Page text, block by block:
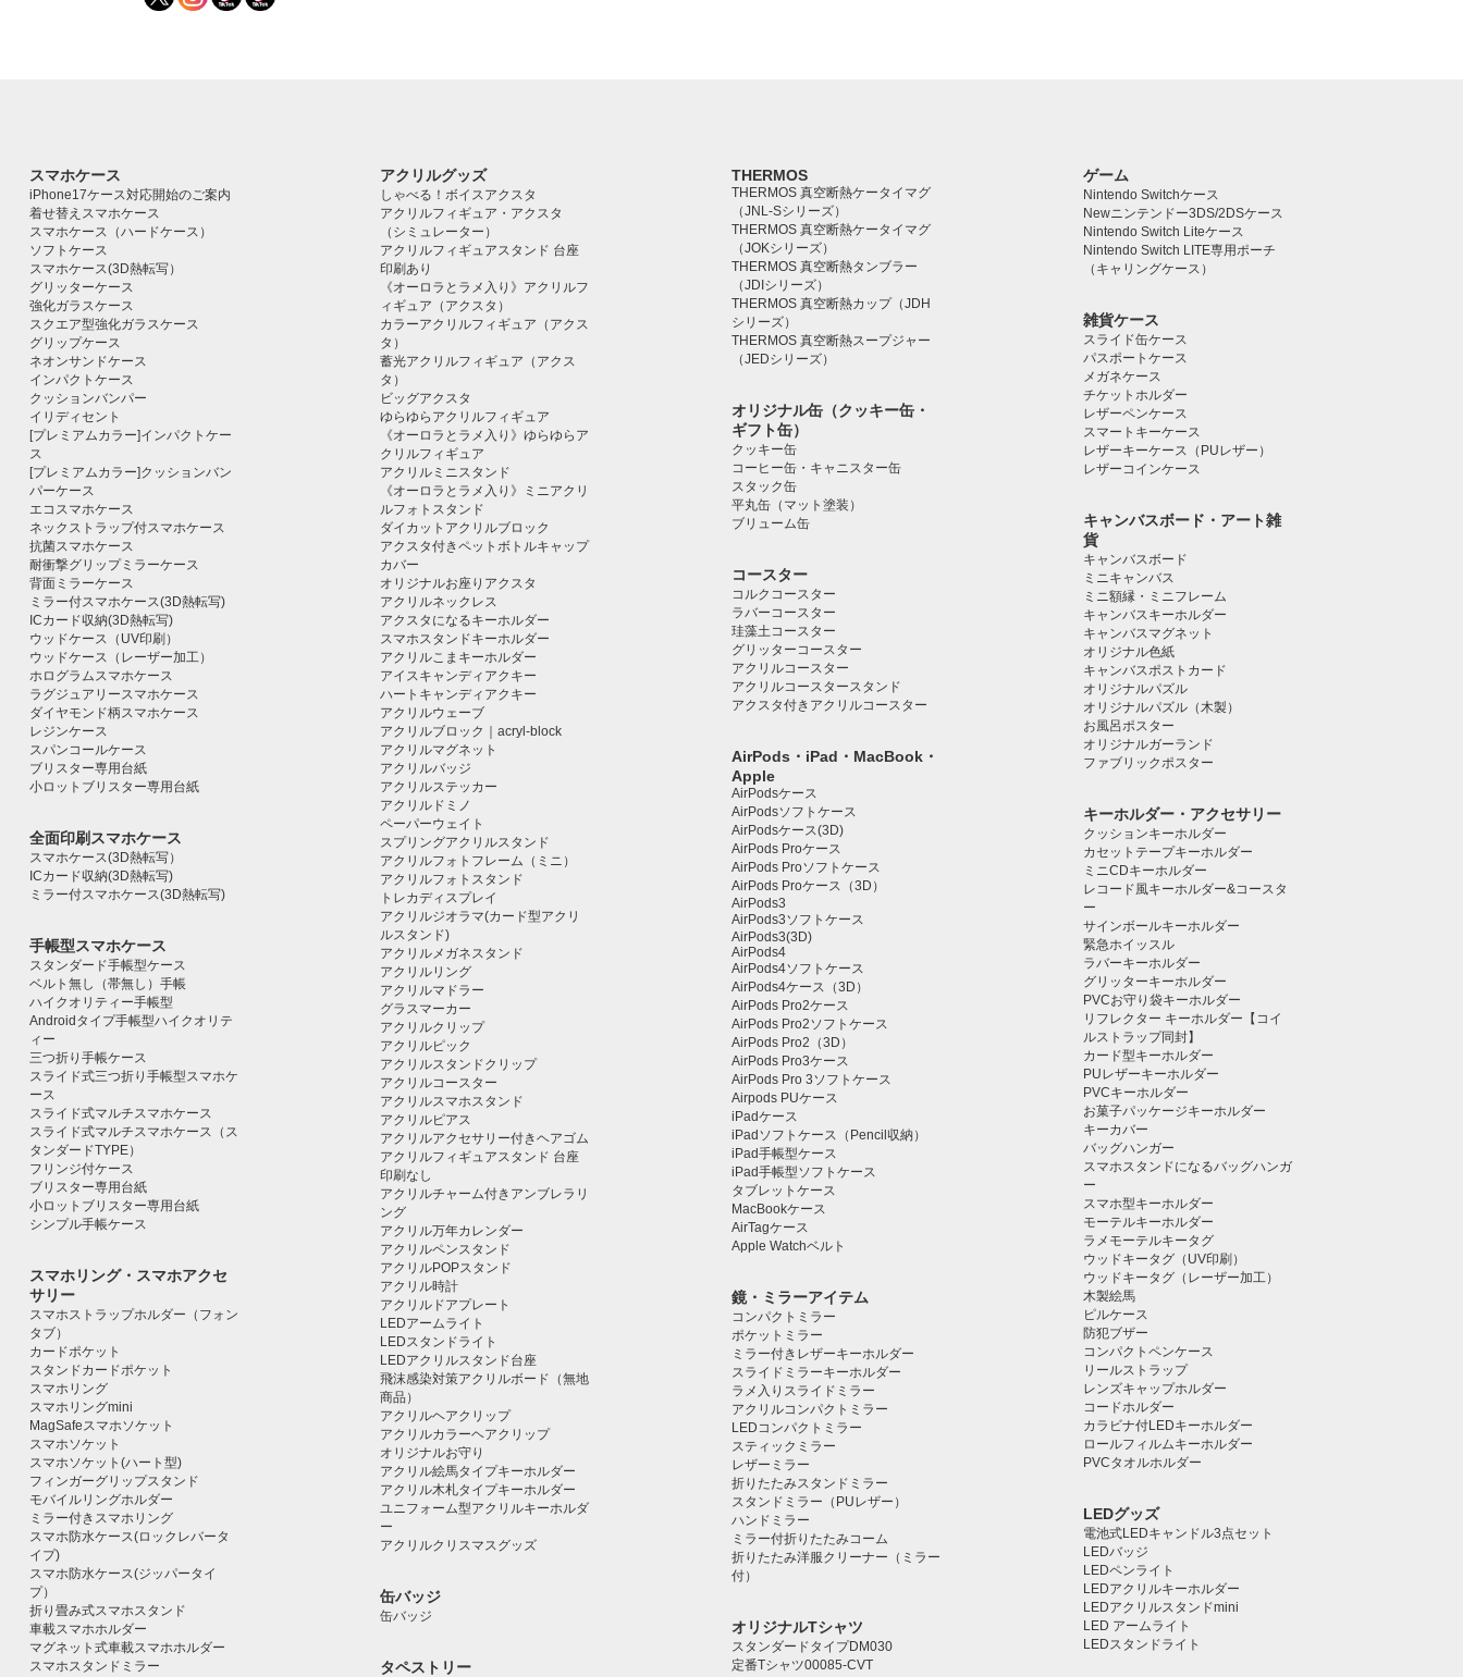
スマホケース
iPhone17ケース対応開始のご案内
着せ替えスマホケース
スマホケース（ハードケース）
ソフトケース
スマホケース(3D熱転写）
グリッターケース
強化ガラスケース
スクエア型強化ガラスケース
グリップケース
ネオンサンドケース
インパクトケース
クッションバンパー
イリディセント
[プレミアムカラー]インパクトケー
ス
[プレミアムカラー]クッションバン
パーケース
エコスマホケース
ネックストラップ付スマホケース
抗菌スマホケース
耐衝撃グリップミラーケース
背面ミラーケース
ミラー付スマホケース(3D熱転写)
ICカード収納(3D熱転写)
ウッドケース（UV印刷）
ウッドケース（レーザー加工）
ホログラムスマホケース
ラグジュアリースマホケース
ダイヤモンド柄スマホケース
レジンケース
スパンコールケース
ブリスター専用台紙
小ロットブリスター専用台紙
全面印刷スマホケース
スマホケース(3D熱転写）
ICカード収納(3D熱転写)
ミラー付スマホケース(3D熱転写)
手帳型スマホケース
スタンダード手帳型ケース
ベルト無し（帯無し）手帳
ハイクオリティー手帳型
Androidタイプ手帳型ハイクオリテ
ィー
三つ折り手帳ケース
スライド式三つ折り手帳型スマホケ
ース
スライド式マルチスマホケース
スライド式マルチスマホケース（ス
タンダードTYPE）
フリンジ付ケース
ブリスター専用台紙
小ロットブリスター専用台紙
シンプル手帳ケース
スマホリング・スマホアクセ
サリー
スマホストラップホルダー（フォン
タブ）
カードポケット
スタンドカードポケット
スマホリング
スマホリングmini
MagSafeスマホソケット
スマホソケット
スマホソケット(ハート型)
フィンガーグリップスタンド
モバイルリングホルダー
ミラー付きスマホリング
スマホ防水ケース(ロックレバータ
イプ)
スマホ防水ケース(ジッパータイ
プ）
折り畳み式スマホスタンド
車載スマホホルダー
マグネット式車載スマホホルダー
スマホスタンドミラー
アクリルグッズ
しゃべる！ボイスアクスタ
アクリルフィギュア・アクスタ
（シミュレーター）
アクリルフィギュアスタンド 台座
印刷あり
《オーロラとラメ入り》アクリルフ
ィギュア（アクスタ）
カラーアクリルフィギュア（アクス
タ）
蓄光アクリルフィギュア（アクス
タ）
ビッグアクスタ
ゆらゆらアクリルフィギュア
《オーロラとラメ入り》ゆらゆらア
クリルフィギュア
アクリルミニスタンド
《オーロラとラメ入り》ミニアクリ
ルフォトスタンド
ダイカットアクリルブロック
アクスタ付きペットボトルキャップ
カバー
オリジナルお座りアクスタ
アクリルネックレス
アクスタになるキーホルダー
スマホスタンドキーホルダー
アクリルこまキーホルダー
アイスキャンディアクキー
ハートキャンディアクキー
アクリルウェーブ
アクリルブロック｜acryl-block
アクリルマグネット
アクリルバッジ
アクリルステッカー
アクリルドミノ
ペーパーウェイト
スプリングアクリルスタンド
アクリルフォトフレーム（ミニ）
アクリルフォトスタンド
トレカディスプレイ
アクリルジオラマ(カード型アクリ
ルスタンド)
アクリルメガネスタンド
アクリルリング
アクリルマドラー
グラスマーカー
アクリルクリップ
アクリルピック
アクリルスタンドクリップ
アクリルコースター
アクリルスマホスタンド
アクリルピアス
アクリルアクセサリー付きヘアゴム
アクリルフィギュアスタンド 台座
印刷なし
アクリルチャーム付きアンブレラリ
ング
アクリル万年カレンダー
アクリルペンスタンド
アクリルPOPスタンド
アクリル時計
アクリルドアプレート
LEDアームライト
LEDスタンドライト
LEDアクリルスタンド台座
飛沫感染対策アクリルボード（無地
商品）
アクリルヘアクリップ
アクリルカラーヘアクリップ
オリジナルお守り
アクリル絵馬タイプキーホルダー
アクリル木札タイプキーホルダー
ユニフォーム型アクリルキーホルダ
ー
アクリルクリスマスグッズ
缶バッジ
缶バッジ
タペストリー
THERMOS
THERMOS 真空断熱ケータイマグ
（JNL-Sシリーズ）
THERMOS 真空断熱ケータイマグ
（JOKシリーズ）
THERMOS 真空断熱タンブラー
（JDIシリーズ）
THERMOS 真空断熱カップ（JDH
シリーズ）
THERMOS 真空断熱スープジャー
（JEDシリーズ）
オリジナル缶（クッキー缶・
ギフト缶）
クッキー缶
コーヒー缶・キャニスター缶
スタック缶
平丸缶（マット塗装）
ブリューム缶
コースター
コルクコースター
ラバーコースター
珪藻土コースター
グリッターコースター
アクリルコースター
アクリルコースタースタンド
アクスタ付きアクリルコースター
AirPods・iPad・MacBook・
Apple
AirPodsケース
AirPodsソフトケース
AirPodsケース(3D)
AirPods Proケース
AirPods Proソフトケース
AirPods Proケース（3D）
AirPods3
AirPods3ソフトケース
AirPods3(3D)
AirPods4
AirPods4ソフトケース
AirPods4ケース（3D）
AirPods Pro2ケース
AirPods Pro2ソフトケース
AirPods Pro2（3D）
AirPods Pro3ケース
AirPods Pro 3ソフトケース
Airpods PUケース
iPadケース
iPadソフトケース（Pencil収納）
iPad手帳型ケース
iPad手帳型ソフトケース
タブレットケース️
MacBookケース
AirTagケース
Apple Watchベルト
鏡・ミラーアイテム
コンパクトミラー
ポケットミラー
ミラー付きレザーキーホルダー
スライドミラーキーホルダー
ラメ入りスライドミラー
アクリルコンパクトミラー
LEDコンパクトミラー
スティックミラー
レザーミラー
折りたたみスタンドミラー
スタンドミラー（PUレザー）
ハンドミラー
ミラー付折りたたみコーム
折りたたみ洋服クリーナー（ミラー
付）
オリジナルTシャツ
スタンダードタイプDM030
定番Tシャツ00085-CVT
ゲーム
Nintendo Switchケース
Newニンテンドー3DS/2DSケース
Nintendo Switch Liteケース
Nintendo Switch LITE専用ポーチ
（キャリングケース）
雑貨ケース
スライド缶ケース
パスポートケース
メガネケース
チケットホルダー
レザーペンケース
スマートキーケース
レザーキーケース（PUレザー）
レザーコインケース
キャンバスボード・アート雑
貨
キャンバスボード
ミニキャンバス
ミニ額縁・ミニフレーム
キャンバスキーホルダー
キャンバスマグネット
オリジナル色紙
キャンバスポストカード
オリジナルパズル
オリジナルパズル（木製）
お風呂ポスター
オリジナルガーランド
ファブリックポスター
キーホルダー・アクセサリー
クッションキーホルダー
カセットテープキーホルダー
ミニCDキーホルダー
レコード風キーホルダー&コースタ
ー
サインボールキーホルダー
緊急ホイッスル
ラバーキーホルダー
グリッターキーホルダー
PVCお守り袋キーホルダー
リフレクター キーホルダー【コイ
ルストラップ同封】
カード型キーホルダー
PUレザーキーホルダー
PVCキーホルダー
お菓子パッケージキーホルダー
キーカバー
バッグハンガー
スマホスタンドになるバッグハンガ
ー
スマホ型キーホルダー
モーテルキーホルダー
ラメモーテルキータグ
ウッドキータグ（UV印刷）
ウッドキータグ（レーザー加工）
木製絵馬
ピルケース
防犯ブザー
コンパクトペンケース
リールストラップ
レンズキャップホルダー
コードホルダー
カラビナ付LEDキーホルダー
ロールフィルムキーホルダー
PVCタオルホルダー
LEDグッズ
電池式LEDキャンドル3点セット
LEDバッジ
LEDペンライト️
LEDアクリルキーホルダー
LEDアクリルスタンドmini
LED アームライト
LEDスタンドライト